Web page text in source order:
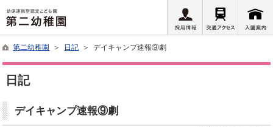
第二幼稚園 ＞ 日記 ＞ デイキャンプ速報⑨劇
日記
デイキャンプ速報⑨劇